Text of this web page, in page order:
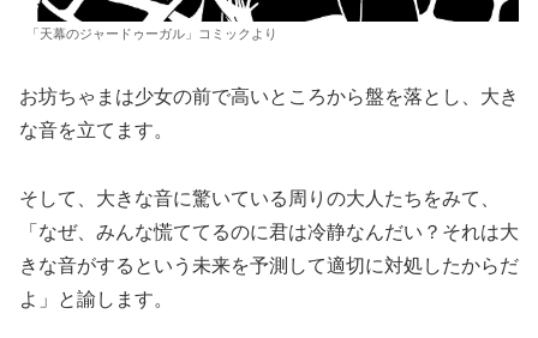
「天幕のジャードゥーガル」コミックより
お坊ちゃまは少女の前で高いところから盤を落とし、大き
な音を立てます。
そして、大きな音に驚いている周りの大人たちをみて、
「なぜ、みんな慌ててるのに君は冷静なんだい？それは大
きな音がするという未来を予測して適切に対処したからだ
よ」と諭します。